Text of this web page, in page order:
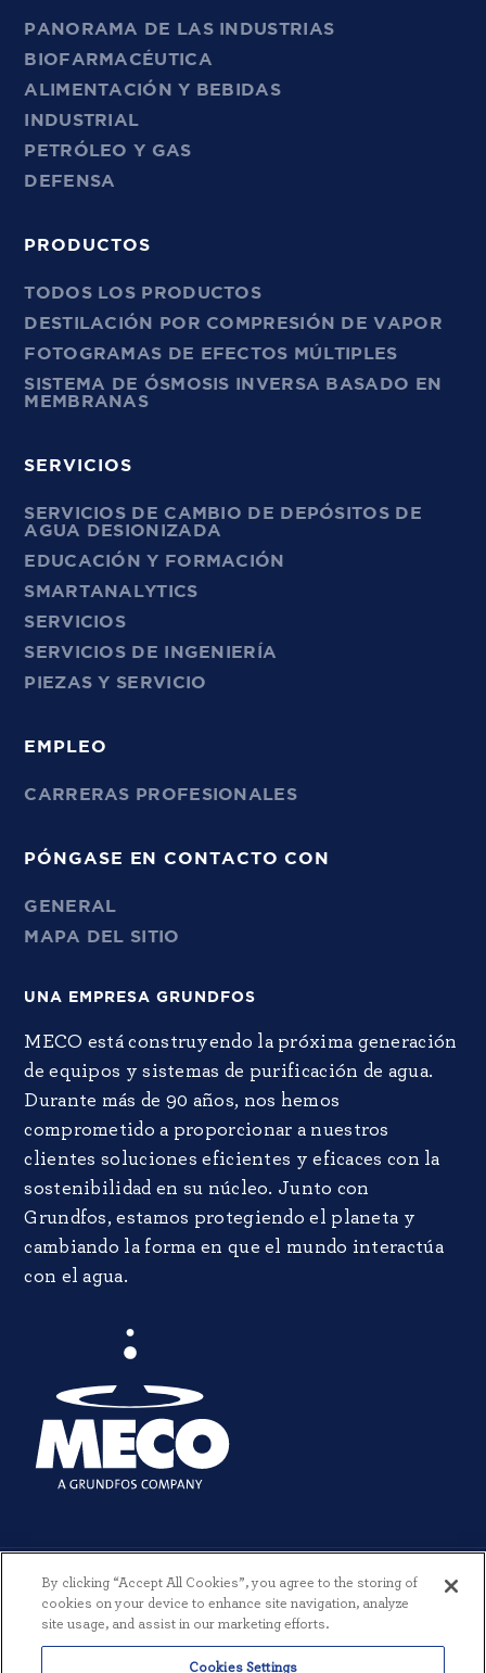
PANORAMA DE LAS INDUSTRIAS
BIOFARMACÉUTICA
ALIMENTACIÓN Y BEBIDAS
INDUSTRIAL
PETRÓLEO Y GAS
DEFENSA
PRODUCTOS
TODOS LOS PRODUCTOS
DESTILACIÓN POR COMPRESIÓN DE VAPOR
FOTOGRAMAS DE EFECTOS MÚLTIPLES
SISTEMA DE ÓSMOSIS INVERSA BASADO EN
MEMBRANAS
SERVICIOS
SERVICIOS DE CAMBIO DE DEPÓSITOS DE
AGUA DESIONIZADA
EDUCACIÓN Y FORMACIÓN
SMARTANALYTICS
SERVICIOS
SERVICIOS DE INGENIERÍA
PIEZAS Y SERVICIO
EMPLEO
CARRERAS PROFESIONALES
PÓNGASE EN CONTACTO CON
GENERAL
MAPA DEL SITIO
UNA EMPRESA GRUNDFOS
MECO está construyendo la próxima generación
de equipos y sistemas de purificación de agua.
Durante más de 90 años, nos hemos
comprometido a proporcionar a nuestros
clientes soluciones eficientes y eficaces con la
sostenibilidad en su núcleo. Junto con
Grundfos, estamos protegiendo el planeta y
cambiando la forma en que el mundo interactúa
con el agua.
© 2026 MECO INCORPORATED. TODOS LOS DERECHOS RESERVADOS.
TÉRMINOS Y CONDICIONES | POLÍTICA DE PRIVACIDAD
By clicking “Accept All Cookies”, you agree to the storing of
cookies on your device to enhance site navigation, analyze
site usage, and assist in our marketing efforts.
Cookies Settings